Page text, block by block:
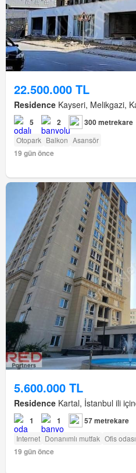
22.500.000 TL
Residence Kayseri, Melikgazi,
5 2 300 metrekare
Otopark Balkon Asansör
19 gün önce
5.600.000 TL
Residence Kartal, İstanbul ili
1 1 57 metrekare
Internet Donanımlı mutfak Ofis odası
19 gün önce